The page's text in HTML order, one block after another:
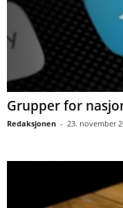
Grupper for
Redaksjonen - 23. november